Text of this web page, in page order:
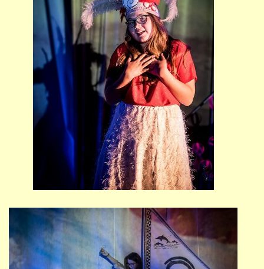
DOKUMENTY / KE STAŽENÍ
KURZY
KONTAKTY
PŘÍMĚSTSKÝ TÁBOR
MISS VÝTVARNÝ MODEL
DOTACE